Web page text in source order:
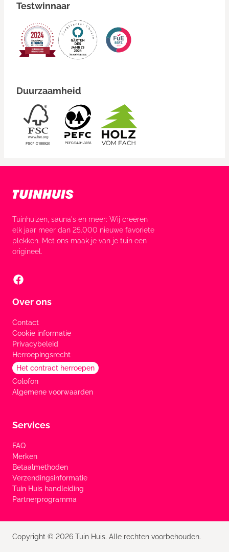
Testwinnaar
Duurzaamheid
Tuinhuizen, sauna's en meer: Wij creëren
elk jaar meer dan 25.000 nieuwe favoriete
plekken. Met ons maak je van je tuin een
origineel.
Over ons
Contact
Cookie informatie
Privacybeleid
Herroepingsrecht
Het contract herroepen
Colofon
Algemene voorwaarden
Services
FAQ
Merken
Betaalmethoden
Verzendingsinformatie
Tuin Huis handleiding
Partnerprogramma
Copyright © 2026 Tuin Huis. Alle rechten voorbehouden.